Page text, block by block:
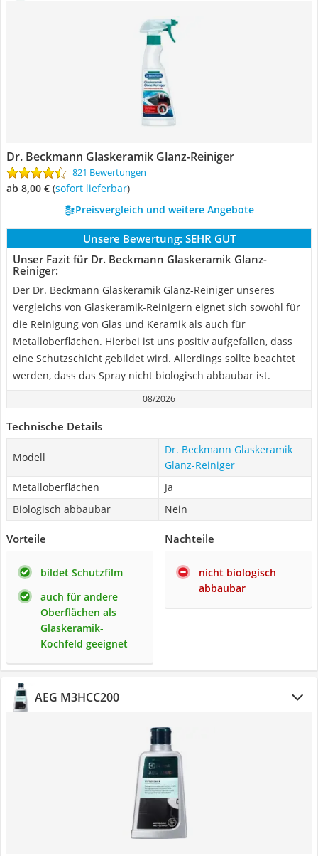
Dr. Beckmann Glaskeramik Glanz-Reiniger
821 Bewertungen
ab 8,00 € ( Sofort lieferbar)
Preisvergleich und weitere Angebote
Unsere Bewertung: SEHR GUT
Unser Fazit für Dr. Beckmann Glaskeramik Glanz-
Reiniger:
Der Dr. Beckmann Glaskeramik Glanz-Reiniger unseres
Vergleichs von Glaskeramik-Reinigern eignet sich sowohl für
die Reinigung von Glas und Keramik als auch für
Metalloberflächen. Hierbei ist uns positiv aufgefallen, dass
eine Schutzschicht gebildet wird. Allerdings sollte beachtet
werden, dass das Spray nicht biologisch abbaubar ist.
08/2026
Technische Details
Modell
Dr. Beckmann Glaskeramik
Glanz-Reiniger
Metalloberflächen
Ja
Biologisch abbaubar
Nein
Vorteile
bildet Schutzfilm
auch für andere
Oberflächen als
Glaskeramik-
Kochfeld geeignet
Nachteile
nicht biologisch
abbaubar
AEG M3HCC200